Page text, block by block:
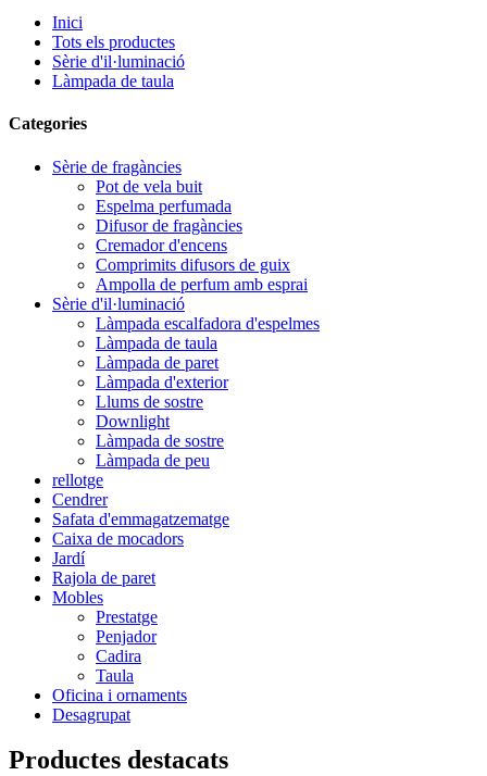
Inici
Tots els productes
Sèrie d'il·luminació
Làmpada de taula
Categories
Sèrie de fragàncies
Pot de vela buit
Espelma perfumada
Difusor de fragàncies
Cremador d'encens
Comprimits difusors de guix
Ampolla de perfum amb esprai
Sèrie d'il·luminació
Làmpada escalfadora d'espelmes
Làmpada de taula
Làmpada de paret
Làmpada d'exterior
Llums de sostre
Downlight
Làmpada de sostre
Làmpada de peu
rellotge
Cendrer
Safata d'emmagatzematge
Caixa de mocadors
Jardí
Rajola de paret
Mobles
Prestatge
Penjador
Cadira
Taula
Oficina i ornaments
Desagrupat
Productes destacats